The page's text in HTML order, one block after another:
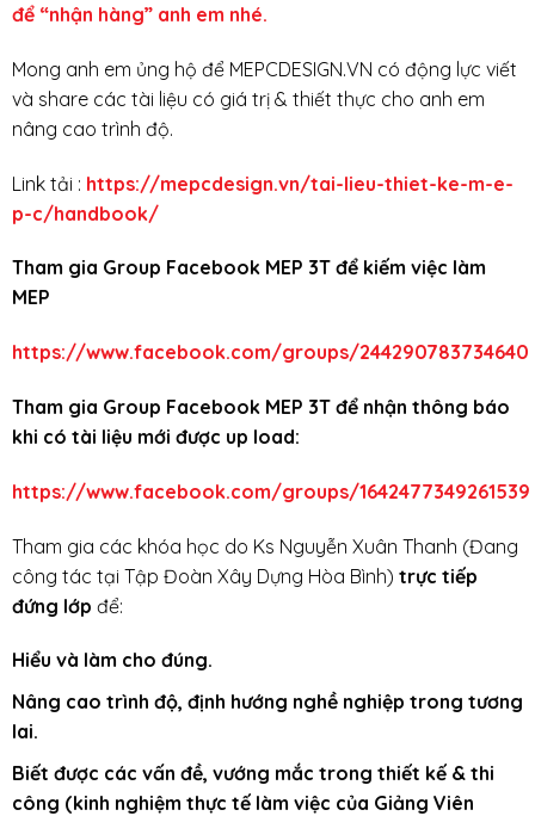
để “nhận hàng” anh em nhé.
Mong anh em ủng hộ để MEPCDESIGN.VN có động lực viết
và share các tài liệu có giá trị & thiết thực cho anh em
nâng cao trình độ.
Link tải : https://mepcdesign.vn/tai-lieu-thiet-ke-m-e-
p-c/handbook/
Tham gia Group Facebook MEP 3T để kiếm việc làm
MEP
https://www.facebook.com/groups/244290783734640
Tham gia Group Facebook MEP 3T để nhận thông báo
khi có tài liệu mới được up load:
https://www.facebook.com/groups/1642477349261539
Tham gia các khóa học do Ks Nguyễn Xuân Thanh (Đang
công tác tại Tập Đoàn Xây Dựng Hòa Bình) trực tiếp
đứng lớp để:
Hiểu và làm cho đúng.
Nâng cao trình độ, định hướng nghề nghiệp trong tương
lai.
Biết được các vấn đề, vướng mắc trong thiết kế & thi
công (kinh nghiệm thực tế làm việc của Giảng Viên